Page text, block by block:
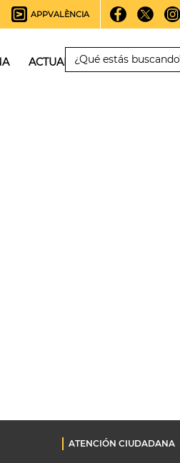
APPVALÈNCIA
ACTUALIDAD
ATENCIÓN CIUDADANA